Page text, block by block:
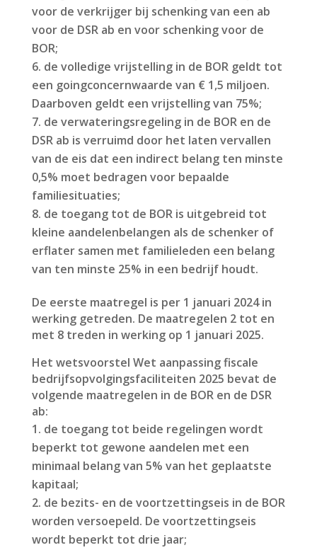
voor de verkrijger bij schenking van een ab
voor de DSR ab en voor schenking voor de
BOR;
de volledige vrijstelling in de BOR geldt tot
een goingconcernwaarde van € 1,5 miljoen.
Daarboven geldt een vrijstelling van 75%;
de verwateringsregeling in de BOR en de
DSR ab is verruimd door het laten vervallen
van de eis dat een indirect belang ten minste
0,5% moet bedragen voor bepaalde
familiesituaties;
de toegang tot de BOR is uitgebreid tot
kleine aandelenbelangen als de schenker of
erflater samen met familieleden een belang
van ten minste 25% in een bedrijf houdt.
De eerste maatregel is per 1 januari 2024 in
werking getreden. De maatregelen 2 tot en
met 8 treden in werking op 1 januari 2025.
Het wetsvoorstel Wet aanpassing fiscale
bedrijfsopvolgingsfaciliteiten 2025 bevat de
volgende maatregelen in de BOR en de DSR
ab:
de toegang tot beide regelingen wordt
beperkt tot gewone aandelen met een
minimaal belang van 5% van het geplaatste
kapitaal;
de bezits- en de voortzettingseis in de BOR
worden versoepeld. De voortzettingseis
wordt beperkt tot drie jaar;